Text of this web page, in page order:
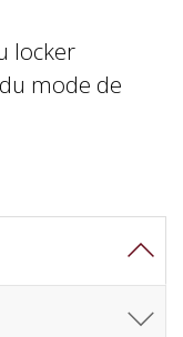
locker
mode de